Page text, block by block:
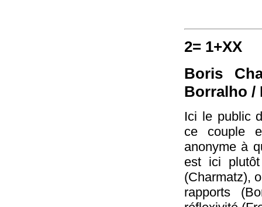
2= 1+XX
Boris
Borralho /
Ici le public
ce couple
anonyme à
est ici
(Charmatz),
rapports